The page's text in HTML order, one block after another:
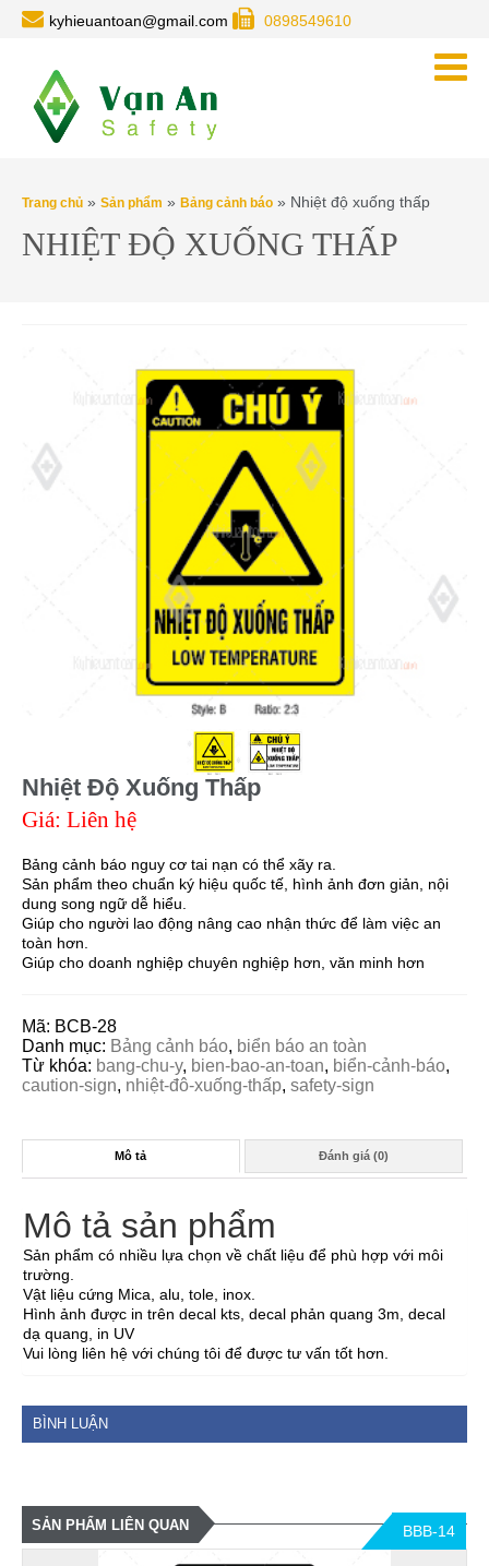
kyhieuantoan@gmail.com 0898549610
Trang chủ » Sản phẩm » Bảng cảnh báo » Nhiệt độ xuống thấp
NHIỆT ĐỘ XUỐNG THẤP
Nhiệt Độ Xuống Thấp
Giá: Liên hệ
Bảng cảnh báo nguy cơ tai nạn có thể xãy ra.
Sản phẩm theo chuẩn ký hiệu quốc tế, hình ảnh đơn giản, nội
dung song ngữ dễ hiểu.
Giúp cho người lao động nâng cao nhận thức để làm việc an
toàn hơn.
Giúp cho doanh nghiệp chuyên nghiệp hơn, văn minh hơn
Mã: BCB-28
Danh mục: Bảng cảnh báo, biển báo an toàn
Từ khóa: bang-chu-y, bien-bao-an-toan, biển-cảnh-báo,
caution-sign, nhiệt-đô-xuống-thấp, safety-sign
Mô tả Đánh giá (0)
Mô tả sản phẩm
Sản phẩm có nhiều lựa chọn về chất liệu để phù hợp với môi
trường.
Vật liệu cứng Mica, alu, tole, inox.
Hình ảnh được in trên decal kts, decal phản quang 3m, decal
dạ quang, in UV
Vui lòng liên hệ với chúng tôi để được tư vấn tốt hơn.
BÌNH LUẬN
SẢN PHẨM LIÊN QUAN BBB-14